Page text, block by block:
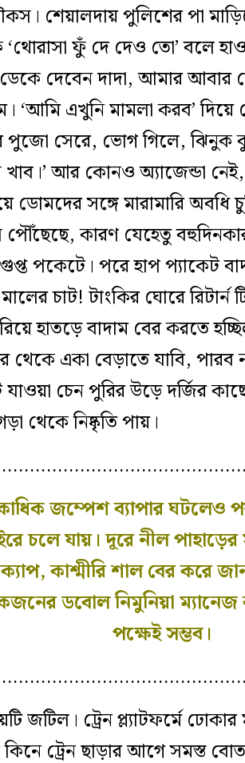
শেয়ালদায় পুলিশের পা
‘থোরাসা ফুঁ দে দেও তো’ বলে
দেবেন দাদা, আমার আবার
‘আমি এখুনি মামলা করব’
পুজো সেরে, ভোগ গিলে, ঝিনুক
আর কোনও অ্যাজেন্ডা নেই,
ডোমদের সঙ্গে মারামারি অবধি
কারণ যেহেতু
পকেটে। পরে হাপ প্যাকেট
চাট! টাংকির ঘোরে
হাতড়ে বাদাম বের করতে
একা বেড়াতে যাবি, পারব
চেন পুরির উড়ে দর্জির
থেকে নিষ্কৃতি পায়।
জম্পেশ ব্যাপার ঘটলেও
চলে যায়। দূরে নীল
কাশ্মীরি শাল বের করে
ডবোল নিমুনিয়া ম্যানেজ
পক্ষেই সম্ভব।
জটিল। ট্রেন প্ল্যাটফর্মে
ট্রেন ছাড়ার আগে সমস্ত